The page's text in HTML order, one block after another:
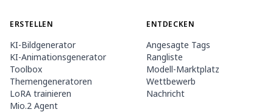
ERSTELLEN
KI-Bildgenerator
KI-Animationsgenerator
Toolbox
Themengeneratoren
LoRA trainieren
Mio.2 Agent
ENTDECKEN
Angesagte Tags
Rangliste
Modell-Marktplatz
Wettbewerb
Nachricht